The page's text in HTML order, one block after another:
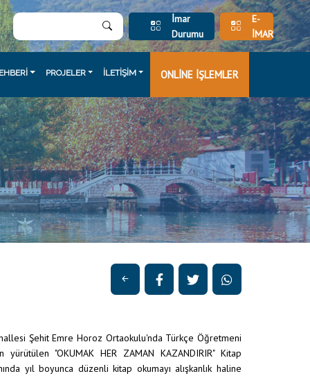
İmar
Durumu
E-
İMAR
PROJELER İLETİŞİM ONLİNE İŞLEMLER
Şehit Emre Horoz Ortaokulu'nda Türkçe Öğretmeni
yürütülen "OKUMAK HER ZAMAN KAZANDIRIR" Kitap
yıl boyunca düzenli kitap okumayı alışkanlık haline